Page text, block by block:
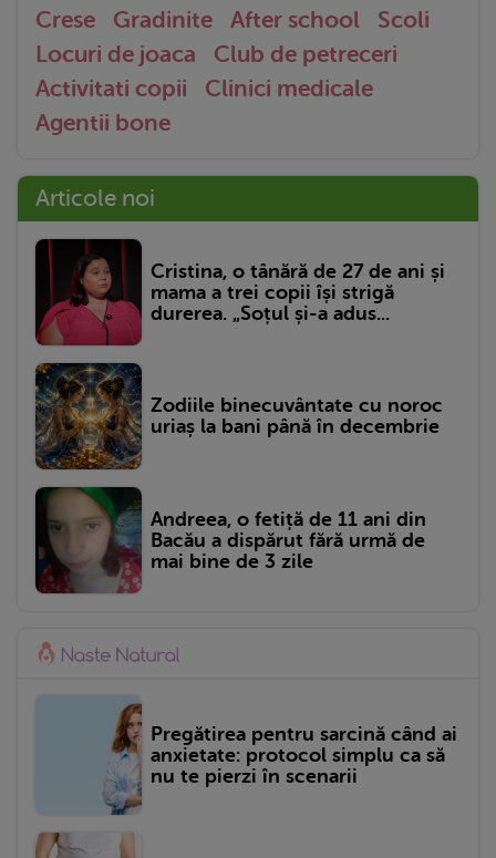
Crese Gradinite After school
Scoli
Locuri de joaca
Club de petreceri
Activitati copii
Clinici medicale
Agentii bone
Articole noi
Cristina, o tânără de 27 de ani și
mama a trei copii își strigă
durerea. „Soțul și-a adus...
Zodiile binecuvântate cu noroc
uriaș la bani până în decembrie
Andreea, o fetiță de 11 ani din
Bacău a dispărut fără urmă de
mai bine de 3 zile
Pregătirea pentru sarcină când ai
anxietate: protocol simplu ca să
nu te pierzi în scenarii